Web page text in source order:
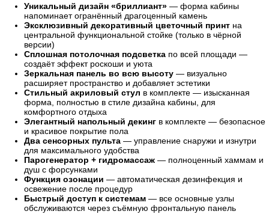
Уникальный дизайн «бриллиант» — форма кабины
напоминает огранённый драгоценный камень
Эксклюзивный декоративный цветочный принт на
центральной функциональной стойке (только в чёрной
версии)
Сплошная потолочная подсветка по всей площади —
создаёт эффект роскоши и уюта
Зеркальная панель во всю высоту — визуально
расширяет пространство и добавляет эстетики
Стильный акриловый стул в комплекте — изысканная
форма, полностью в стиле дизайна кабины, для
комфортного отдыха
Элегантный напольный декинг в комплекте — безопасное
и красивое покрытие пола
Два сенсорных пульта — управление снаружи и изнутри
для максимального удобства
Парогенератор + гидромассаж — полноценный хаммам и
душ с форсунками
Функция озонации — автоматическая дезинфекция и
освежение после процедур
Быстрый доступ к системам — все основные узлы
обслуживаются через съёмную фронтальную панель